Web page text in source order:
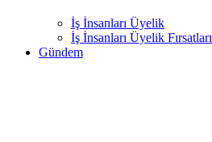
İş İnsanları Üyelik
İş İnsanları Üyelik Fırsatları
Gündem